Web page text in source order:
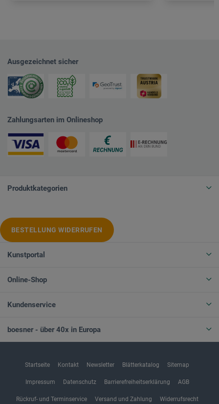
Ausgezeichnet sicher
Zahlungsarten im Onlineshop
Produktkategorien
BESTELLUNG WIDERRUFEN
Kunstportal
Online-Shop
Kundenservice
boesner - über 40x in Europa
Startseite Kontakt Newsletter Blätterkatalog Sitemap
Impressum Datenschutz Barrierefreiheitserklärung AGB
Rückruf- und Terminservice Versand und Zahlung Widerrufsrecht